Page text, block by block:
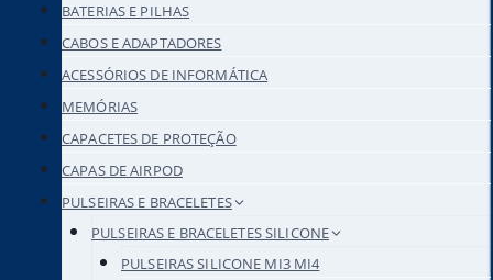
BATERIAS E PILHAS
CABOS E ADAPTADORES
ACESSÓRIOS DE INFORMÁTICA
MEMÓRIAS
CAPACETES DE PROTEÇÃO
CAPAS DE AIRPOD
PULSEIRAS E BRACELETES
PULSEIRAS E BRACELETES SILICONE
PULSEIRAS SILICONE MI3 MI4